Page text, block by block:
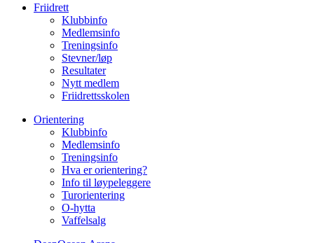
Friidrett
Klubbinfo
Medlemsinfo
Treningsinfo
Stevner/løp
Resultater
Nytt medlem
Friidrettsskolen
Orientering
Klubbinfo
Medlemsinfo
Treningsinfo
Hva er orientering?
Info til løypeleggere
Turorientering
O-hytta
Vaffelsalg